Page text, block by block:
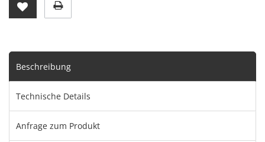
Beschreibung
Technische Details
Anfrage zum Produkt